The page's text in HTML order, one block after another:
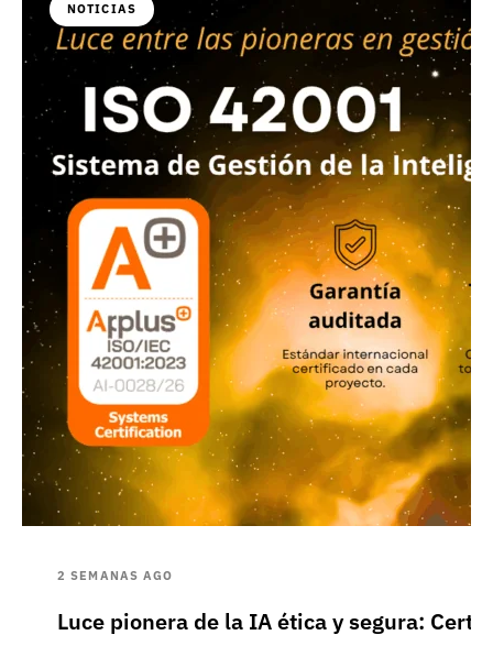
NOTICIAS
2 SEMANAS AGO
Luce pionera de la IA ética y segura: